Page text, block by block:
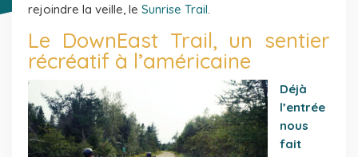
rejoindre la veille, le Sunrise Trail.
Le DownEast Trail, un sentier
récréatif à l’américaine
Déjà
l’entrée
nous
fait